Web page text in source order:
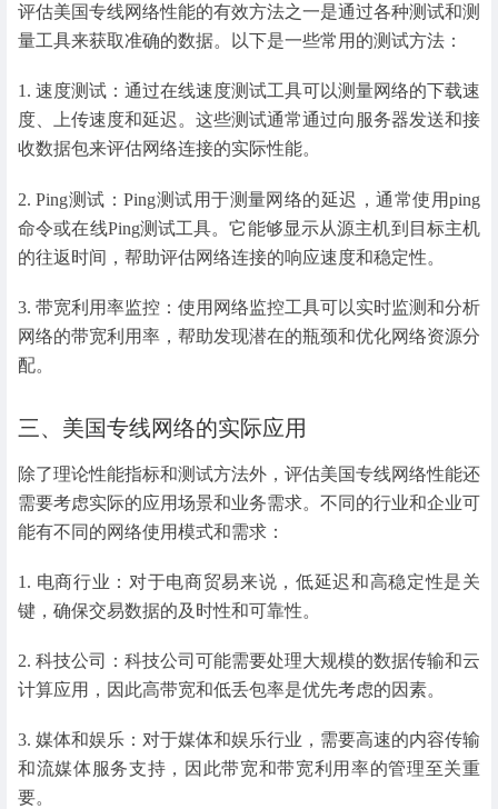
评估美国专线网络性能的有效方法之一是通过各种测试和测
量工具来获取准确的数据。以下是一些常用的测试方法：
1. 速度测试：通过在线速度测试工具可以测量网络的下载速
度、上传速度和延迟。这些测试通常通过向服务器发送和接
收数据包来评估网络连接的实际性能。
2. Ping测试：Ping测试用于测量网络的延迟，通常使用ping
命令或在线Ping测试工具。它能够显示从源主机到目标主机
的往返时间，帮助评估网络连接的响应速度和稳定性。
3. 带宽利用率监控：使用网络监控工具可以实时监测和分析
网络的带宽利用率，帮助发现潜在的瓶颈和优化网络资源分
配。
三、美国专线网络的实际应用
除了理论性能指标和测试方法外，评估美国专线网络性能还
需要考虑实际的应用场景和业务需求。不同的行业和企业可
能有不同的网络使用模式和需求：
1. 电商行业：对于电商贸易来说，低延迟和高稳定性是关
键，确保交易数据的及时性和可靠性。
2. 科技公司：科技公司可能需要处理大规模的数据传输和云
计算应用，因此高带宽和低丢包率是优先考虑的因素。
3. 媒体和娱乐：对于媒体和娱乐行业，需要高速的内容传输
和流媒体服务支持，因此带宽和带宽利用率的管理至关重
要。